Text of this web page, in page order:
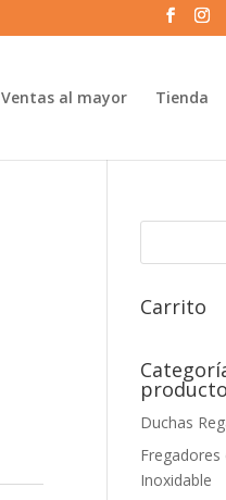
Ventas al mayor Tienda
Carrito
producto
Duchas
Fregadores
Inoxidable